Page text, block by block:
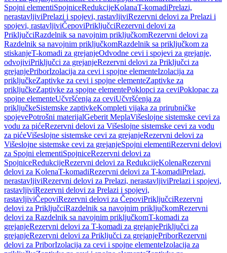
Spojni elementiSpojniceRedukcijeKolanaT-komadiPrelazi,
nerastavljiviPrelazi i spojevi, rastavljiviRezervni delovi za Prelazi i
spojevi, rastavljiviČepoviPriključciRezervni delovi za
PriključciRazdelnik sa navojnim priključkomRezervni delovi za
Razdelnik sa navojnim priključkomRazdelnik sa priključkom za
stiskanjeT-komadi za grejanjeOdvodne cevi i spojevi za grejanje,
odvojiviPriključci za grejanjeRezervni delovi za Priključci za
grejanjePriborIzolacija za cevi i spojne elementeIzolacija za
priključkeZaptivke za cevi i spojne elementeZaptivke za
priključkeZaptivke za spojne elementePoklopci za ceviPoklopac za
spojne elementeUčvršćenja za ceviUčvršćenja za
priključkeSistemske zaptivkeKompleti vijaka za prirubničke
spojevePotrošni materijalGeberit MeplaVišeslojne sistemske cevi za
vodu za pićeRezervni delovi za Višeslojne sistemske cevi za vodu
za pićeVišeslojne sistemske cevi za grejanjeRezervni delovi za
Višeslojne sistemske cevi za grejanjeSpojni elementiRezervni delovi
za Spojni elementiSpojniceRezervni delovi za
SpojniceRedukcijeRezervni delovi za RedukcijeKolenaRezervni
delovi za KolenaT-komadiRezervni delovi za T-komadiPrelazi,
nerastavljiviRezervni delovi za Prelazi, nerastavljiviPrelazi i spojevi,
rastavljiviRezervni delovi za Prelazi i spojevi,
rastavljiviČepoviRezervni delovi za ČepoviPriključciRezervni
delovi za PriključciRazdelnik sa navojnim priključkomRezervni
delovi za Razdelnik sa navojnim priključkomT-komadi za
grejanjeRezervni delovi za T-komadi za grejanjePriključci za
grejanjeRezervni delovi za Priključci za grejanjePriborRezervni
delovi za PriborIzolacija za cevi i spojne elementeIzolacija za